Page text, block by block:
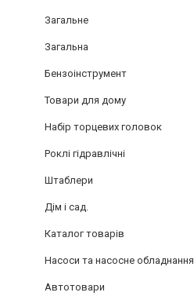
Загальне
Загальна
Бензоінструмент
Товари для дому
Набір торцевих головок
Роклі гідравлічні
Штаблери
Дім і сад.
Каталог товарів
Насоси та насосне обладнання
Автотовари